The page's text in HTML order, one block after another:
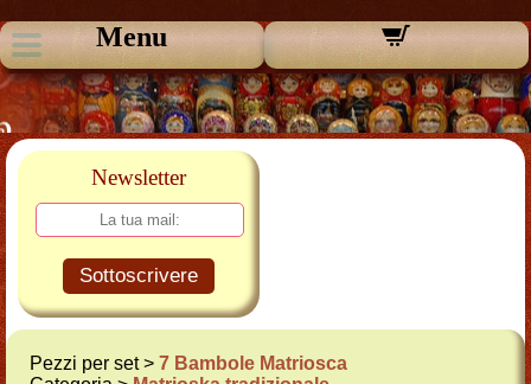
Menu
Newsletter
Sottoscrivere
Pezzi per set > 7 Bambole Matriosca